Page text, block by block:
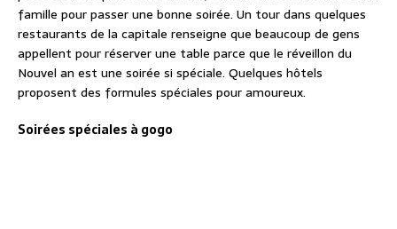
famille pour passer une bonne soirée. Un tour dans quelques
restaurants de la capitale renseigne que beaucoup de gens
appellent pour réserver une table parce que le réveillon du
Nouvel an est une soirée si spéciale. Quelques hôtels
proposent des formules spéciales pour amoureux.
Soirées spéciales à gogo